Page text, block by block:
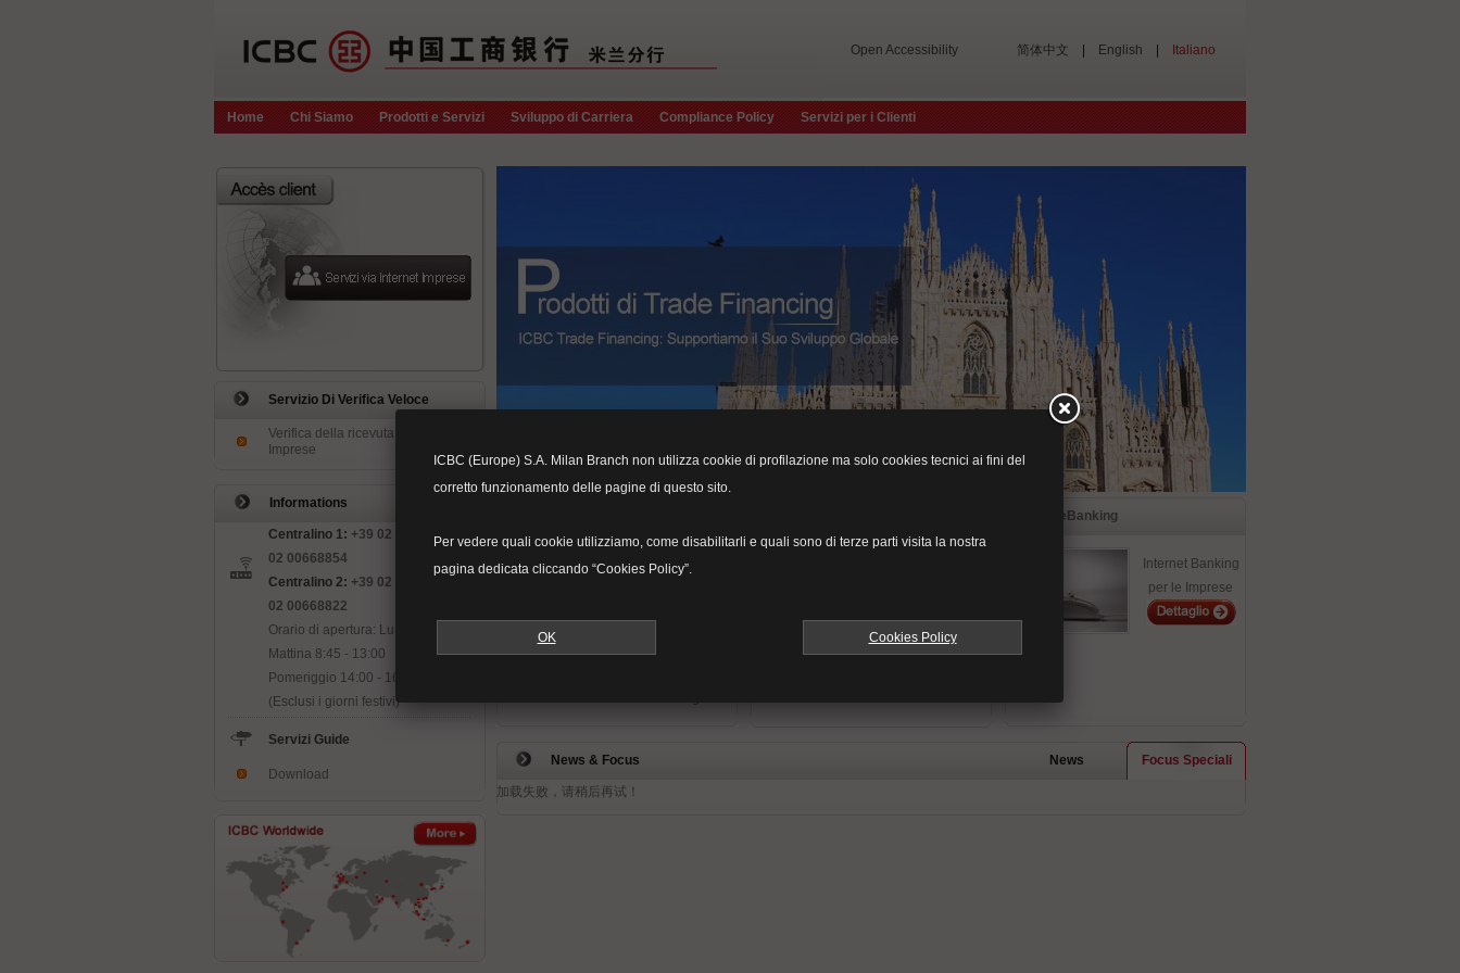
ICBC (Europe) S.A. Milan Branch non utilizza cookie di profilazione ma solo cookies tecnici ai fini del
corretto funzionamento delle pagine di questo sito.
Per vedere quali cookie utilizziamo, come disabilitarli e quali sono di terze parti visita la nostra
pagina dedicata cliccando “Cookies Policy”.
OK Cookies Policy
Open Accessibility 简体中文 English Italiano
Home Chi Siamo Prodotti e Servizi Sviluppo di Carriera Compliance Policy Servizi per i Clienti
Servizio Di Verifica Veloce
Verifica della ricevuta elettronica -
Imprese
Informations
Centralino 1: +39 02 00668819/+39
02 00668854
Centralino 2: +39 02 00668843/+39
02 00668822
Orario di apertura: Lun. - Ven.
Mattina 8:45 - 13:00
Pomeriggio 14:00 - 16:00
(Esclusi i giorni festivi)
Servizi Guide
Download
Prodotti Conto
eBanking
Internet Banking
per le Imprese
News & Focus News Focus Speciali
加载失败，请稍后再试！